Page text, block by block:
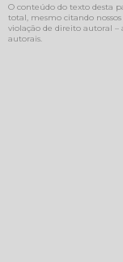
O conteúdo do texto desta
total, mesmo citando
violação de direito autoral –
autorais